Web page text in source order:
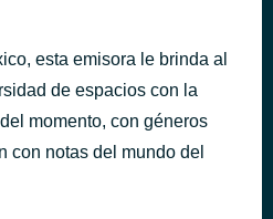
hace 40 minutos
esta emisora le brinda al
de espacios con la
momento, con géneros
con notas del mundo del